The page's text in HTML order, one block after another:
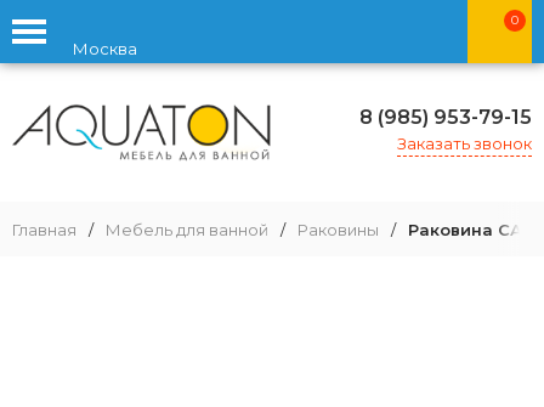
Москва
0
8 (985) 953-79-15
Заказать звонок
Главная / Мебель для ванной / Раковины / Раковина